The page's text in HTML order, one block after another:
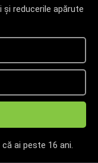
și reducerile apărute
ai peste 16 ani.